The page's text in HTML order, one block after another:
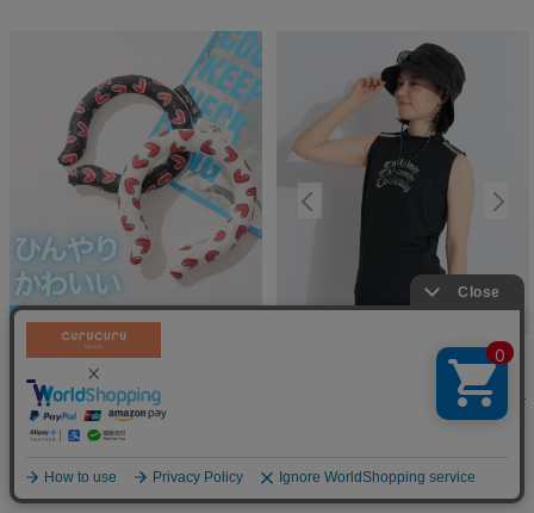
【LoveCallaway】クールネック
リング
￥ 3,960
【吸汗速乾】ショルダーラインモ
ックネックノースリーブカットソ
￥
絞り込む